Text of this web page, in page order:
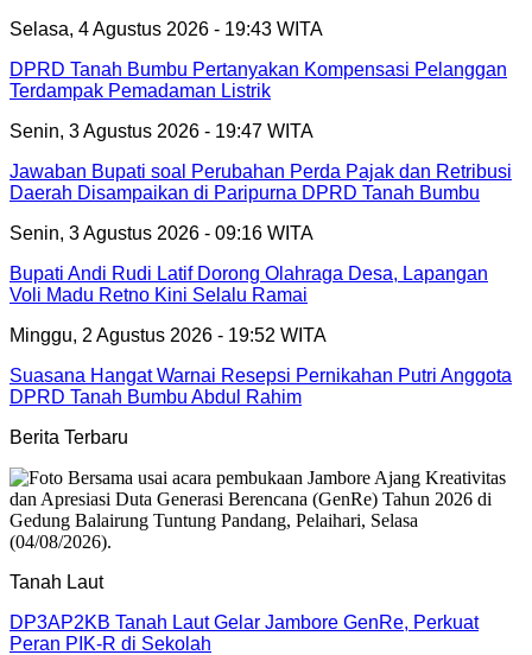
Selasa, 4 Agustus 2026 - 19:43 WITA
DPRD Tanah Bumbu Pertanyakan Kompensasi Pelanggan
Terdampak Pemadaman Listrik
Senin, 3 Agustus 2026 - 19:47 WITA
Jawaban Bupati soal Perubahan Perda Pajak dan Retribusi
Daerah Disampaikan di Paripurna DPRD Tanah Bumbu
Senin, 3 Agustus 2026 - 09:16 WITA
Bupati Andi Rudi Latif Dorong Olahraga Desa, Lapangan
Voli Madu Retno Kini Selalu Ramai
Minggu, 2 Agustus 2026 - 19:52 WITA
Suasana Hangat Warnai Resepsi Pernikahan Putri Anggota
DPRD Tanah Bumbu Abdul Rahim
Berita Terbaru
Tanah Laut
DP3AP2KB Tanah Laut Gelar Jambore GenRe, Perkuat
Peran PIK-R di Sekolah